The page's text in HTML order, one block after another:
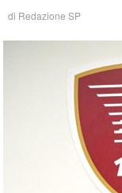
di Redazione SP